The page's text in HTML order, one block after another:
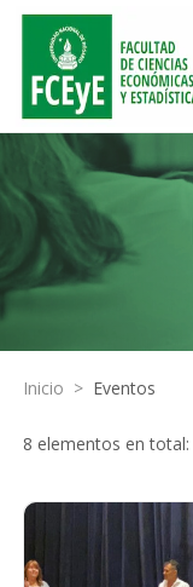
Inicio > Eventos
8 elementos en total: